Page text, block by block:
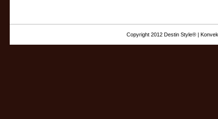
Copyright 2012 Destin Style® |